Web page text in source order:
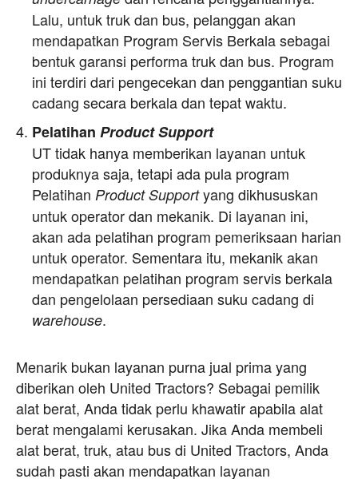
Lalu, untuk truk dan bus, pelanggan akan
mendapatkan Program Servis Berkala sebagai
bentuk garansi performa truk dan bus. Program
ini terdiri dari pengecekan dan penggantian suku
cadang secara berkala dan tepat waktu.
Pelatihan Product Support
UT tidak hanya memberikan layanan untuk
produknya saja, tetapi ada pula program
Pelatihan Product Supportyang dikhususkan
untuk operator dan mekanik. Di layanan ini,
akan ada pelatihan program pemeriksaan harian
untuk operator. Sementara itu, mekanik akan
mendapatkan pelatihan program servis berkala
dan pengelolaan persediaan suku cadang di
warehouse.
Menarik bukan layanan purna jual prima yang
diberikan oleh United Tractors? Sebagai pemilik
alat berat, Anda tidak perlu khawatir apabila alat
berat mengalami kerusakan. Jika Anda membeli
alat berat, truk, atau bus di United Tractors, Anda
sudah pasti akan mendapatkan layanan